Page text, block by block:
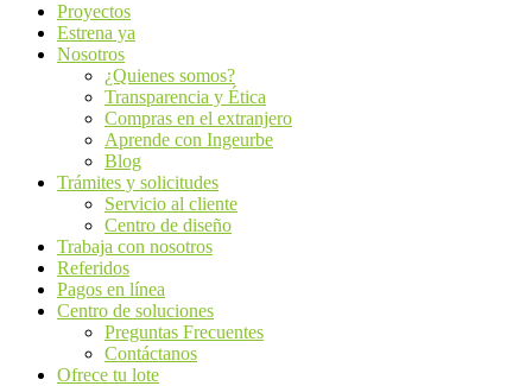
Proyectos
Estrena ya
Nosotros
¿Quienes somos?
Transparencia y Ética
Compras en el extranjero
Aprende con Ingeurbe
Blog
Trámites y solicitudes
Servicio al cliente
Centro de diseño
Trabaja con nosotros
Referidos
Pagos en línea
Centro de soluciones
Preguntas Frecuentes
Contáctanos
Ofrece tu lote